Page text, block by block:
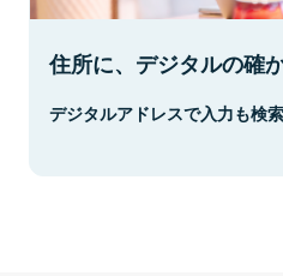
住所に、デジタルの確か
デジタルアドレスで入力も検